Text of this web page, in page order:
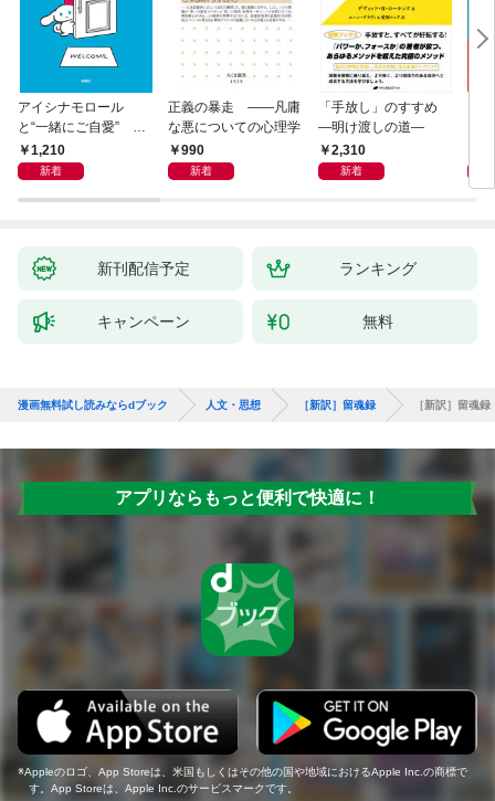
アイシナモロール
と“一緒にご自愛” ～
自分を好きになるため
の56のコツ～
1,210
新着
正義の暴走 ――凡庸
な悪についての心理学
990
新着
「手放し」のすすめ
―明け渡しの道―
2,310
新着
新刊配信予定 ランキング
キャンペーン 無料
漫画無料試し読みならdブック 人文・思想 ［新訳］留魂録 ［新訳］留魂録
アプリならもっと便利で快適に！
Appleのロゴ、App Storeは、米国もしくはその他の国や地域におけるApple Inc.の商標で
す。App Storeは、Apple Inc.のサービスマークです。